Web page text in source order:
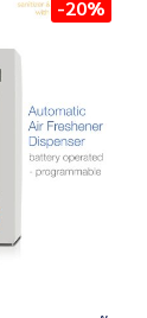
-20%